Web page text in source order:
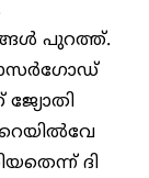
പുറത്ത്.
ജ്യോതി
ദി